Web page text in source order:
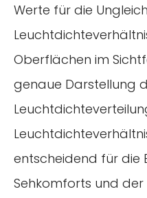
Werte für die
Oberflächen im
genaue Darstellung
entscheidend für die
Sehkomforts und der